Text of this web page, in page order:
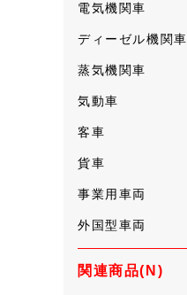
電気機関車
ディーゼル機関車
蒸気機関車
気動車
客車
貨車
事業用車両
外国型車両
関連商品(N)